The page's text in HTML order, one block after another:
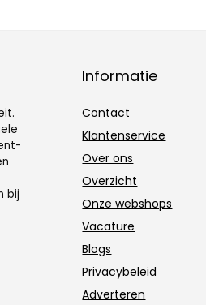
bij
Informatie
Contact
Klantenservice
Over ons
Overzicht
Onze webshops
Vacature
Blogs
Privacybeleid
Adverteren